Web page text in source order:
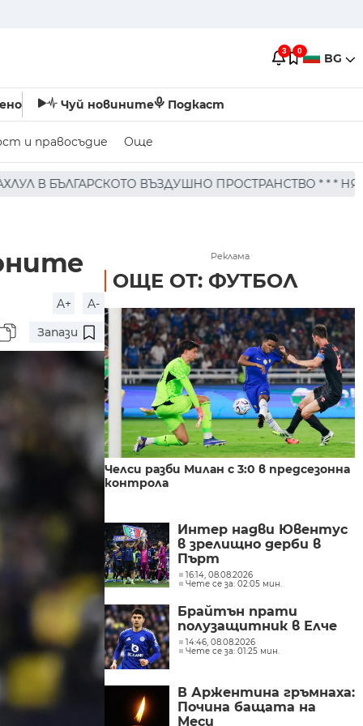
3 0 BG
Чуй новините Подкаст
и правосъдие Още
ПРОСТРАНСТВО * * * НЯМА ПОРАЖЕНИЯ ПО
A+
A-
Запази
Реклама
ОЩЕ ОТ: ФУТБОЛ
Челси разби Милан с 3:0 в предсезонна
контрола
Интер надви Ювентус
в зрелищно дерби в
Пърт
16:14, 08.08.2026
Чете се за: 02:05 мин.
Брайтън прати
полузащитник в Елче
14:46, 08.08.2026
Чете се за: 01:25 мин.
В Аржентина гръмнаха:
Почина бащата на
Меси